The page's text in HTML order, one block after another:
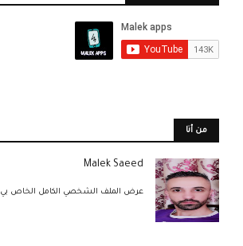
من أنا
Malek Saeed
عرض الملف الشخصي الكامل الخاص بي